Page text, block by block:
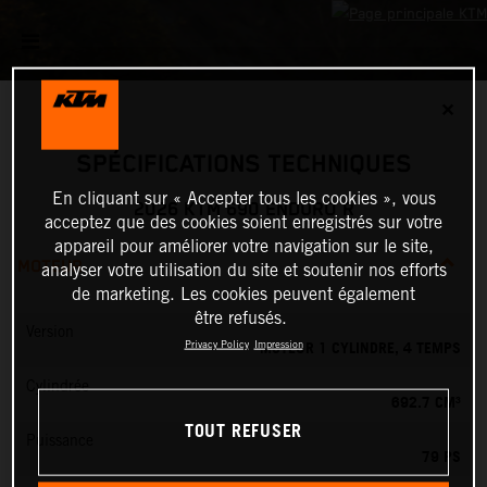
2026 KTM 690 ENDURO R
MOTEUR
MOTEUR 1 CYLINDRE, 4 TEMPS
Cylindrée
En cliquant sur « Accepter tous les cookies », vous
acceptez que des cookies soient enregistrés sur votre
appareil pour améliorer votre navigation sur le site,
analyser votre utilisation du site et soutenir nos efforts
de marketing. Les cookies peuvent également
être refusés.
Privacy Policy Impression
TOUT REFUSER